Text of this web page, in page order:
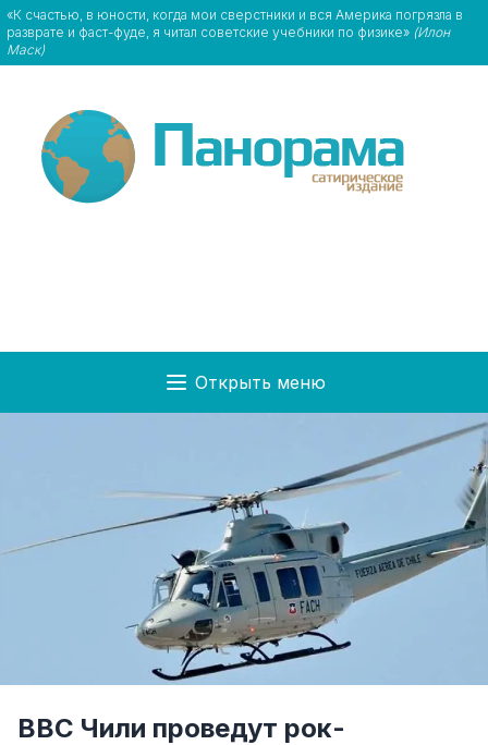
«К счастью, в юноcти, когда мои сверстники и вся Америка погрязла в
разврате и фаст-фуде, я читал советские учебники по физике» (Илон
Маск)
Открыть меню
ВВС Чили проведут рок-